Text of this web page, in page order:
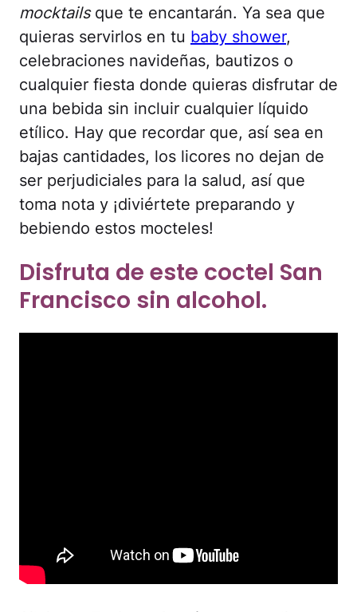
mocktailsque te encantarán. Ya sea que
quieras servirlos en tu baby shower,
celebraciones navideñas, bautizos o
cualquier fiesta donde quieras disfrutar de
una bebida sin incluir cualquier líquido
etílico. Hay que recordar que, así sea en
bajas cantidades, los licores no dejan de
ser perjudiciales para la salud, así que
toma nota y ¡diviértete preparando y
bebiendo estos mocteles!
Disfruta de este coctel San
Francisco sin alcohol.